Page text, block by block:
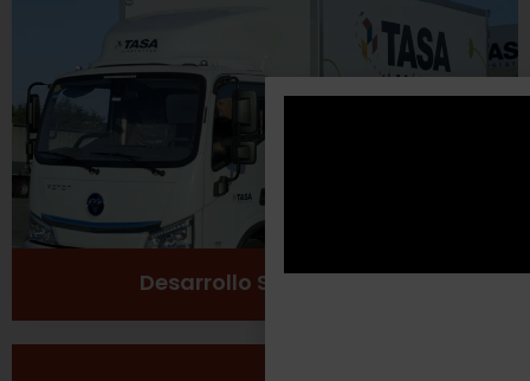
Desarrollo Sustentable
Inclusión social
Cuidado del medio ambiente
Ver más